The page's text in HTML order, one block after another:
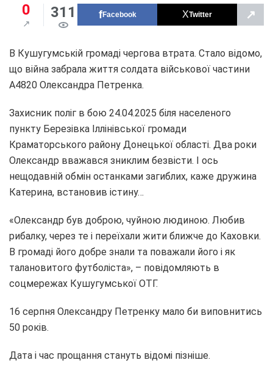
0 311 Facebook Twitter ↗
В Кушугумській громаді чергова втрата. Стало відомо,
що війна забрала життя солдата військової частини
А4820 Олександра Петренка.
Захисник поліг в бою 24.04.2025 біля населеного
пункту Березівка Іллінівської громади
Краматорського району Донецької області. Два роки
Олександр вважався зниклим безвісти. І ось
нещодавній обмін останками загиблих, каже дружина
Катерина, встановив істину…
«Олександр був доброю, чуйною людиною. Любив
рибалку, через те і переїхали жити ближче до Каховки.
В громаді його добре знали та поважали його і як
талановитого футболіста», – повідомляють в
соцмережах Кушугумської ОТГ.
16 серпня Олександру Петренку мало би виповнитись
50 років.
Дата і час прощання стануть відомі пізніше.